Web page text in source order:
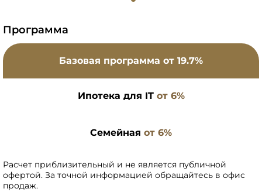
Программа
Базовая программа от 19.7%
Ипотека для IT от 6%
Семейная от 6%
Расчет приблизительный и не является публичной
офертой. За точной информацией обращайтесь в офис
продаж.